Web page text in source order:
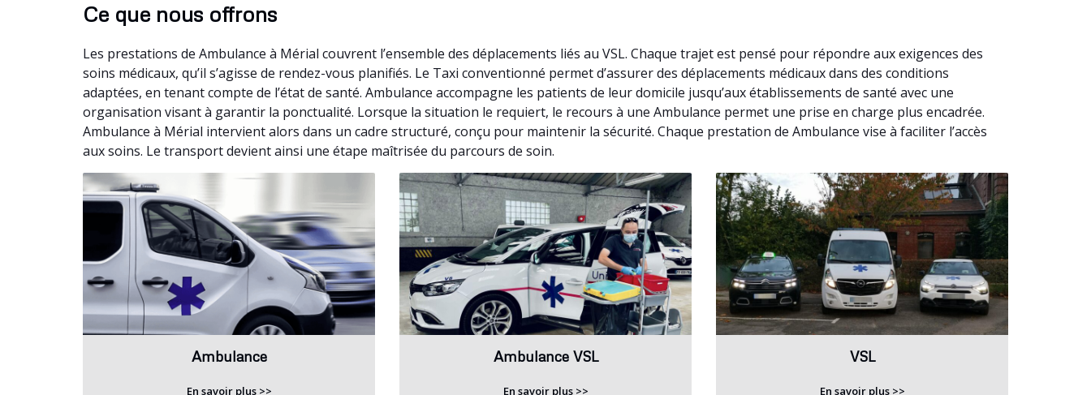
Ce que nous offrons
Les prestations de Ambulance à Mérial couvrent l’ensemble des déplacements liés au VSL. Chaque trajet est pensé pour répondre aux exigences des
soins médicaux, qu’il s’agisse de rendez-vous planifiés. Le Taxi conventionné permet d’assurer des déplacements médicaux dans des conditions
adaptées, en tenant compte de l’état de santé. Ambulance accompagne les patients de leur domicile jusqu’aux établissements de santé avec une
organisation visant à garantir la ponctualité. Lorsque la situation le requiert, le recours à une Ambulance permet une prise en charge plus encadrée.
Ambulance à Mérial intervient alors dans un cadre structuré, conçu pour maintenir la sécurité. Chaque prestation de Ambulance vise à faciliter l’accès
aux soins. Le transport devient ainsi une étape maîtrisée du parcours de soin.
Ambulance
En savoir plus >>
Ambulance VSL
En savoir plus >>
VSL
En savoir plus >>